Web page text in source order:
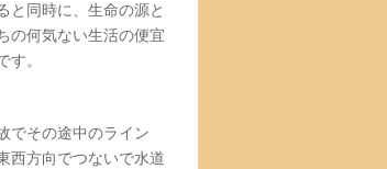
と同時に、生命の源と
の何気ない生活の便宜
。
でその途中のライン
西方向でつないで水道